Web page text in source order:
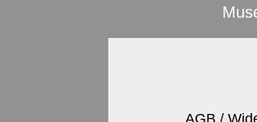
AGB /